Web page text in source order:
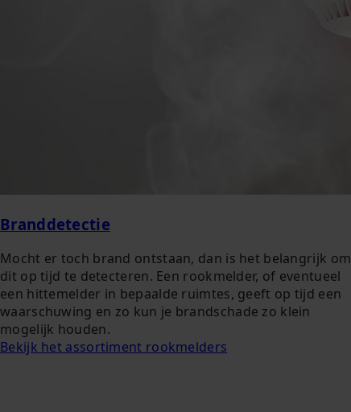
Branddetectie
Mocht er toch brand ontstaan, dan is het belangrijk om
dit op tijd te detecteren. Een rookmelder, of eventueel
een hittemelder in bepaalde ruimtes, geeft op tijd een
waarschuwing en zo kun je brandschade zo klein
mogelijk houden.
Bekijk het assortiment rookmelders